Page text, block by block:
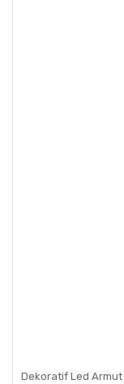
Dekoratif Led Armut